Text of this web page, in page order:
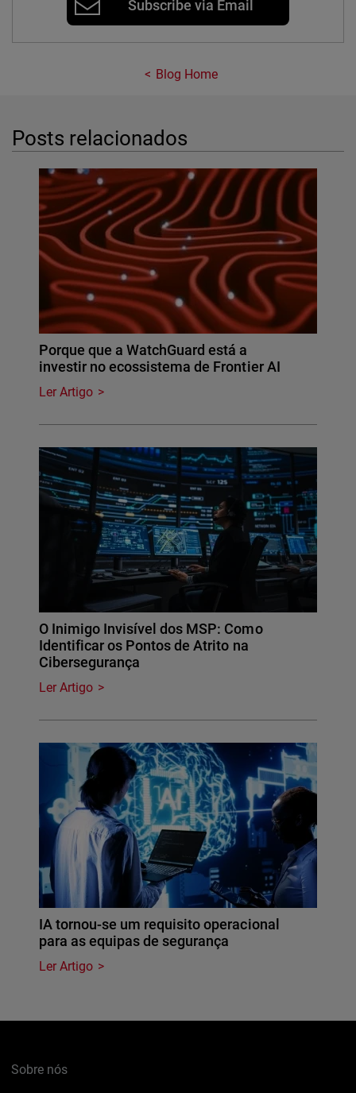
Subscribe via Email
Blog Home
Posts relacionados
Porque que a WatchGuard está a
investir no ecossistema de Frontier AI
Ler Artigo
O Inimigo Invisível dos MSP: Como
Identificar os Pontos de Atrito na
Cibersegurança
Ler Artigo
IA tornou-se um requisito operacional
para as equipas de segurança
Ler Artigo
Sobre nós